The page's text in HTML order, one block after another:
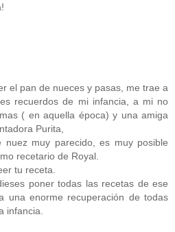
el pan de nueces y pasas, me trae a
recuerdos de mi infancia, a mi no
( en aquella época) y una amiga
Purita,
muy parecido, es muy posible
recetario de Royal.
tu receta.
poner todas las recetas de ese
una enorme recuperación de todas
infancia.